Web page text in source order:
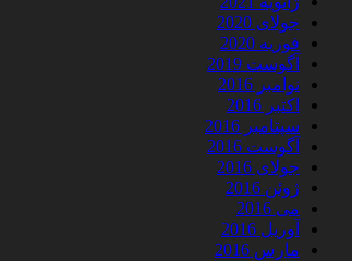
جولای 2020
فوریه 2020
آگوست 2019
نوامبر 2016
اکتبر 2016
سپتامبر 2016
آگوست 2016
جولای 2016
ژوئن 2016
می 2016
آوریل 2016
مارس 2016